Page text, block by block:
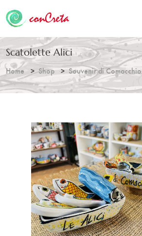
Scatolette Alici
Home Shop Souvenir di Comacchio